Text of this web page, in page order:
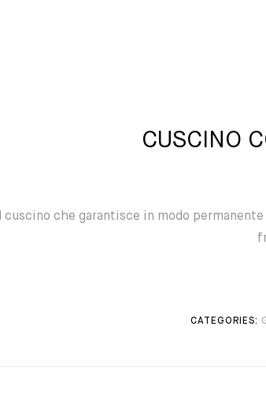
CUSCINO
Il cuscino che garantisce in modo
CATEGORIES: